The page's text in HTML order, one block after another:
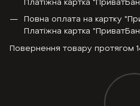
Повна оплата на картку
Платіжна картка
Повернення товару протягом